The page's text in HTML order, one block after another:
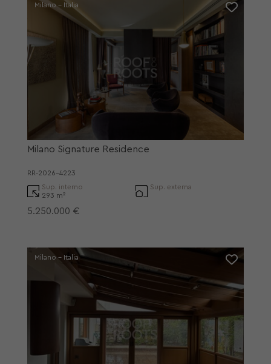
Milano - Italia
Milano Signature Residence
RR-2026-4223
Sup. interno
293 m²
Sup. externa
5.250.000 €
Milano - Italia